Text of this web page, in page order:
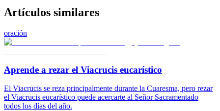
Artículos similares
oración
Aprende a rezar el Viacrucis eucarístico
El Viacrucis se reza principalmente durante la Cuaresma, pero rezar
el Viacrucis eucarístico puede acercarte al Señor Sacramentado
todos los días del año.